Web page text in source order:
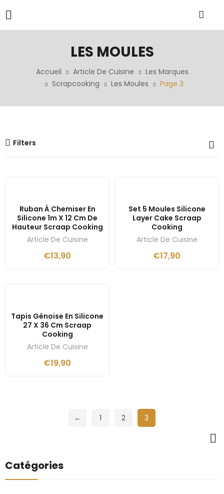
LES MOULES
Accueil Article De Cuisine
Les Marques
Scrapcooking
Les Moules Page 3
Filters
Ruban À Chemiser En
Silicone 1m X 12 Cm De
Hauteur Scraap Cooking
Article De Cuisine
€13,90
Set 5 Moules Silicone
Layer Cake Scraap
Cooking
Article De Cuisine
€17,90
Tapis Génoise En Silicone
27 X 36 Cm Scraap
Cooking
Article De Cuisine
€19,90
← 1 2 3
Catégories